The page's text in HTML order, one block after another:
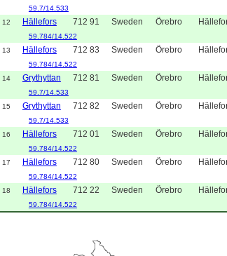
59.7/14.533
12
Hällefors 712 91 Sweden Örebro
59.784/14.522
13
Hällefors 712 83 Sweden Örebro
59.784/14.522
14
Grythyttan 712 81 Sweden Örebro
59.7/14.533
15
Grythyttan 712 82 Sweden Örebro
59.7/14.533
16
Hällefors 712 01 Sweden Örebro
59.784/14.522
17
Hällefors 712 80 Sweden Örebro
59.784/14.522
18
Hällefors 712 22 Sweden Örebro
59.784/14.522